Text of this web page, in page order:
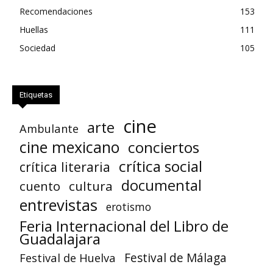
Recomendaciones
153
Huellas
111
Sociedad
105
Etiquetas
Ambulante arte cine
cine mexicano conciertos
crítica literaria crítica social
cuento cultura documental
entrevistas erotismo
Feria Internacional del Libro de
Guadalajara
Festival de Huelva Festival de Málaga